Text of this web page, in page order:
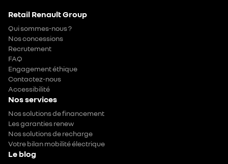
Retail Renault Group
Qui sommes-nous ?
Nos concessions
Recrutement
FAQ
Engagement éthique
Contactez-nous
Accessibilité
Nos services
Nos solutions de financement
Les garanties renew
Nos solutions de recharge
Votre bilan mobilité électrique
Le blog